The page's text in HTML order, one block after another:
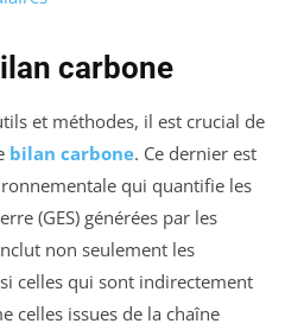
carbone
et méthodes, il est crucial de
bilan carbone. Ce dernier est
qui quantifie les
(GES) générées par les
non seulement les
celles qui sont indirectement
celles issues de la chaîne